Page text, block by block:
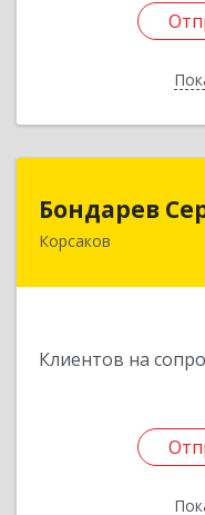
Бондарев
Корсаков
Клиентов на